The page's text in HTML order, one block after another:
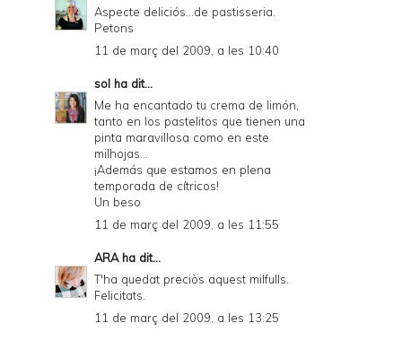
Aspecte deliciós...de pastisseria.
Petons
11 de març del 2009, a les 10:40
sol ha dit...
Me ha encantado tu crema de limón,
tanto en los pastelitos que tienen una
pinta maravillosa como en este
milhojas...
¡Además que estamos en plena
temporada de cítricos!
Un beso
11 de març del 2009, a les 11:55
ARAha dit...
T'ha quedat preciòs aquest milfulls.
Felicitats.
11 de març del 2009, a les 13:25